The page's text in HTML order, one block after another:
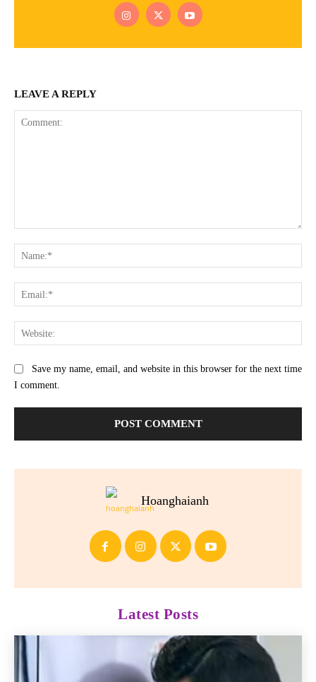
LEAVE A REPLY
Save my name, email, and website in this browser for the next time
I comment.
Hoanghaianh
Latest Posts